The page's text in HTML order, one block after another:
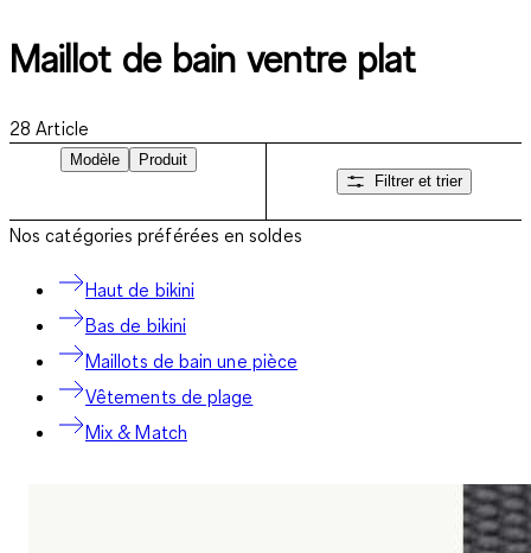
Maillot de bain ventre plat
28 Article
Modèle
Produit
Filtrer et trier
Nos catégories préférées en soldes
Haut de bikini
Bas de bikini
Maillots de bain une pièce
Vêtements de plage
Mix & Match